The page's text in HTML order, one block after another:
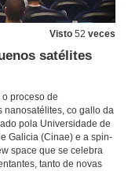
Visto 52 veces
satélites
proceso de
nanosatélites, co gallo da
pola Universidade de
Galicia (Cinae) e a spin-
space que se celebra
tanto de novas
Intervención de Pedro Francisco Duque Duque
Proxecto LUME